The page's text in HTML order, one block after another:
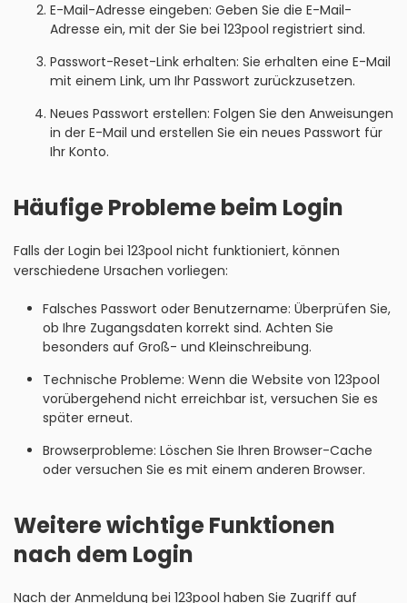
E-Mail-Adresse eingeben: Geben Sie die E-Mail-
Adresse ein, mit der Sie bei 123pool registriert sind.
Passwort-Reset-Link erhalten: Sie erhalten eine E-Mail
mit einem Link, um Ihr Passwort zurückzusetzen.
Neues Passwort erstellen: Folgen Sie den Anweisungen
in der E-Mail und erstellen Sie ein neues Passwort für
Ihr Konto.
Häufige Probleme beim Login
Falls der Login bei 123pool nicht funktioniert, können
verschiedene Ursachen vorliegen:
Falsches Passwort oder Benutzername: Überprüfen Sie,
ob Ihre Zugangsdaten korrekt sind. Achten Sie
besonders auf Groß- und Kleinschreibung.
Technische Probleme: Wenn die Website von 123pool
vorübergehend nicht erreichbar ist, versuchen Sie es
später erneut.
Browserprobleme: Löschen Sie Ihren Browser-Cache
oder versuchen Sie es mit einem anderen Browser.
Weitere wichtige Funktionen
nach dem Login
Nach der Anmeldung bei 123pool haben Sie Zugriff auf